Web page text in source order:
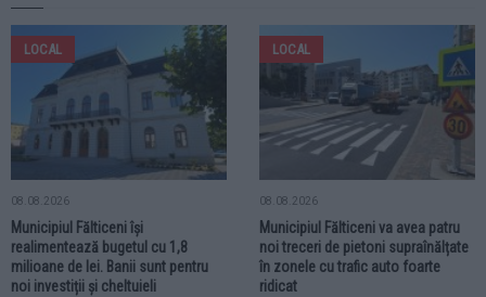
LOCAL
08.08.2026
Municipiul Fălticeni își
realimentează bugetul cu 1,8
milioane de lei. Banii sunt pentru
noi investiții și cheltuieli
LOCAL
08.08.2026
Municipiul Fălticeni va avea patru
noi treceri de pietoni supraînălțate
în zonele cu trafic auto foarte
ridicat